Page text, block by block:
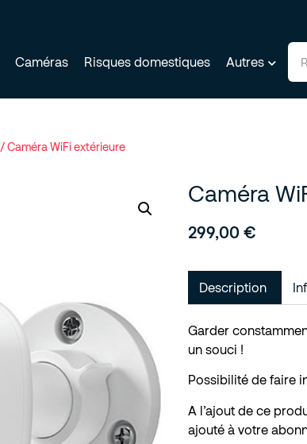
Caméras Risques domestiques Autres
/ Caméra WiFi extérieure
Caméra
299,00 €
Description
Garder
un souci !
Possibilité de faire
A l’ajout de ce
ajouté à votre